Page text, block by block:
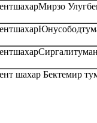
шахар Бектемир